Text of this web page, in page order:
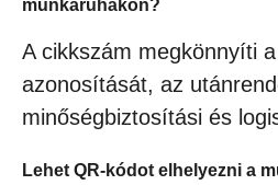
munkaruhákon?
A cikkszám megkönnyíti
azonosítását, az
minőségbiztosítási és
Lehet QR-kódot elhelyezni a